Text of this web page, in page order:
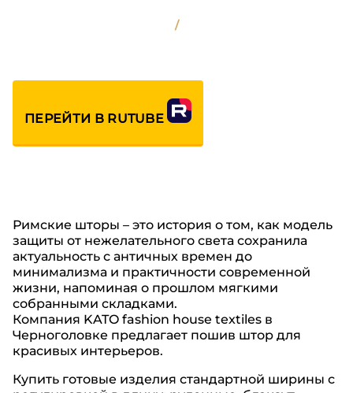
ПЕРЕЙТИ В RUTUBE
/
Римские шторы – это история о том, как модель
защиты от нежелательного света сохранила
актуальность с античных времен до
минимализма и практичности современной
жизни, напоминая о прошлом мягкими
собранными складками.
Компания KATO fashion house textiles в
Черноголовке предлагает пошив штор для
красивых интерьеров.
Купить готовые изделия стандартной ширины с